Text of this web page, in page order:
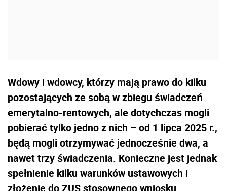
Wdowy i wdowcy, którzy mają prawo do kilku
pozostających ze sobą w zbiegu świadczeń
emerytalno-rentowych, ale dotychczas mogli
pobierać tylko jedno z nich – od 1 lipca 2025 r.,
będą mogli otrzymywać jednocześnie dwa, a
nawet trzy świadczenia. Konieczne jest jednak
spełnienie kilku warunków ustawowych i
złożenie do ZUS stosownego wniosku.